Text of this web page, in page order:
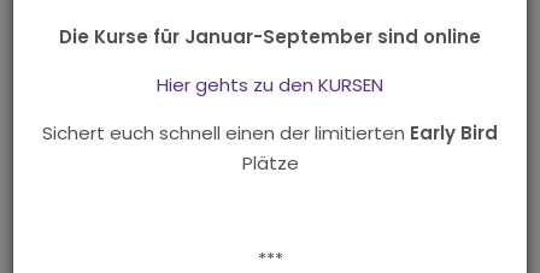
Eltern, Trauzeugen und Gäste habt ganz vergessen,
sollte und seid euch unsicher !?
Die Kurse für Januar-September sind online
Hier gehts zu den KURSEN
Sichert euch schnell einen der limitierten Early Bird
Plätze
***